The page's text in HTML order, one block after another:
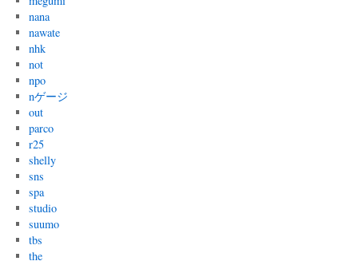
nana
nawate
nhk
not
npo
nゲージ
out
parco
r25
shelly
sns
spa
studio
suumo
tbs
the